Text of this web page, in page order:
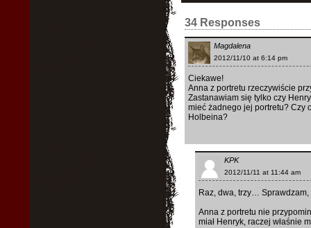
34 Responses
Magdalena
2012/11/10 at 6:14 pm
Ciekawe!
Anna z portretu rzeczywiście
Zastanawiam się tylko czy
mieć żadnego jej portretu? Czy
Holbeina?
KPK
2012/11/11 at 11:44 am
Raz, dwa, trzy…
Anna z portretu nie
miał Henryk, raczej właśnie